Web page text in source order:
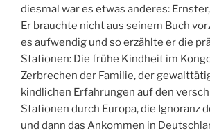
diesmal war es etwas anderes:
Er brauchte nicht aus seinem Buch
es aufwendig und so erzählte er die
Stationen: Die frühe Kindheit im
Zerbrechen der Familie, der
kindlichen Erfahrungen auf den
Stationen durch Europa, die Ignoranz
und dann das Ankommen in